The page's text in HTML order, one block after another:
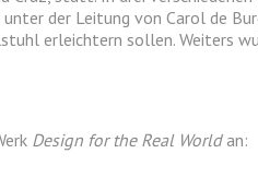
der Leitung von Carol de
erleichtern sollen. Weiters
Design for the Real Worldan: